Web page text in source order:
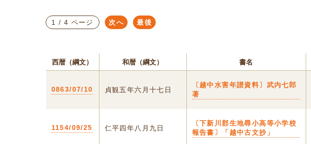
1 / 4 ページ 次へ 最後
西暦（綱文） 和暦（綱文） 書名
0863/07/10 貞観五年六月十七日
〔越中水害年譜資料〕武内七郎
著
1154/09/25 仁平四年八月九日
〔下新川郡生地尋小高等小学校
報告書〕「越中古文抄」